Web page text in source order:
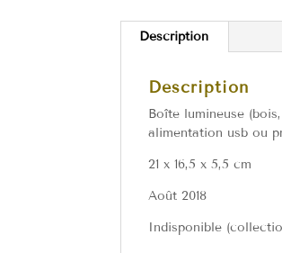
Description
Description
Boîte lumineuse
alimentation usb ou
21 x 16,5 x 5,5 cm
Août 2018
Indisponible